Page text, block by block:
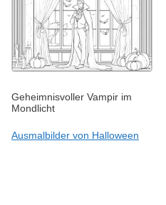
Geheimnisvoller Vampir im
Mondlicht
Ausmalbilder von Halloween